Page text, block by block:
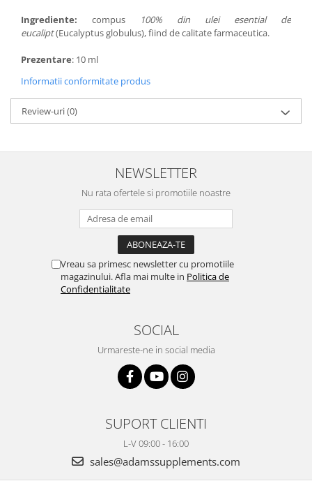
Ingrediente: compus
100% din ulei esential de
eucalipt(Eucalyptus globulus), fiind de calitate farmaceutica.
Prezentare: 10 ml
Informatii conformitate produs
Review-uri(0)
NEWSLETTER
Nu rata ofertele si promotiile noastre
Vreau sa primesc newsletter cu promotiile
magazinului. Afla mai multe in Politica de
Confidentialitate
SOCIAL
Urmareste-ne in social media
SUPORT CLIENTI
L-V 09:00 - 16:00
sales@adamssupplements.com